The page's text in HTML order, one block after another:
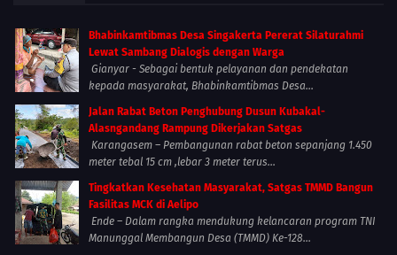
Bhabinkamtibmas Desa Singakerta Pererat Silaturahmi
Lewat Sambang Dialogis dengan Warga
Gianyar - Sebagai bentuk pelayanan dan pendekatan
kepada masyarakat, Bhabinkamtibmas Desa...
Jalan Rabat Beton Penghubung Dusun Kubakal-
Alasngandang Rampung Dikerjakan Satgas
Karangasem – Pembangunan rabat beton sepanjang 1.450
meter tebal 15 cm ,lebar 3 meter terus...
Tingkatkan Kesehatan Masyarakat, Satgas TMMD Bangun
Fasilitas MCK di Aelipo
Ende – Dalam rangka mendukung kelancaran program TNI
Manunggal Membangun Desa (TMMD) Ke-128...